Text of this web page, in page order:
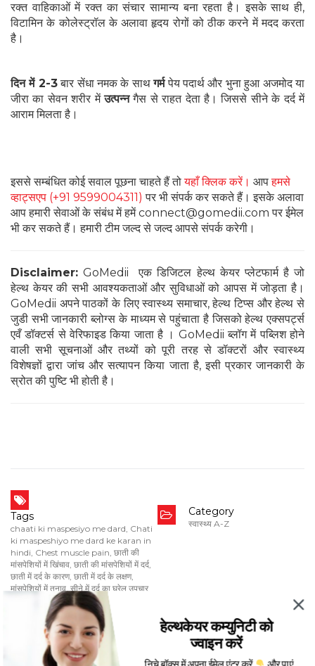
रक्त वाहिकाओं में रक्त का संचार सामान्य बना रहता है। इसके साथ ही,
विटामिन के कोलेस्ट्रॉल के अलावा हृदय रोगों को ठीक करने में मदद करता
है।
दिन में 2-3बार सेंधा नमक के साथगर्मपेय पदार्थ और भुना हुआ अजमोद या
जीरा का सेवन शरीर मेंउत्पन्नगैस से राहत देता है। जिससे सीने के दर्द में
आराम मिलता है।
इससे सम्बंधित कोई सवाल पूछना चाहते हैं तोयहाँ क्लिक करें। आपहमसे
व्हाट्सएप (+91 9599004311) पर भी संपर्क कर सकते हैं। इसके अलावा
आप हमारी सेवाओं के संबंध में हमें connect@gomedii.com पर ईमेल
भी कर सकते हैं। हमारी टीम जल्द से जल्द आपसे संपर्क करेगी।
Disclaimer: GoMedii एक डिजिटल हेल्थ केयर प्लेटफार्म है जो
हेल्थ केयर की सभी आवश्यकताओं और सुविधाओं को आपस में जोड़ता है।
GoMedii अपने पाठकों के लिए स्वास्थ्य समाचार, हेल्थ टिप्स और हेल्थ से
जुडी सभी जानकारी ब्लोग्स के माध्यम से पहुंचाता है जिसको हेल्थ एक्सपर्ट्स
एवँ डॉक्टर्स से वेरिफाइड किया जाता है । GoMedii ब्लॉग में पब्लिश होने
वाली सभी सूचनाओं और तथ्यों को पूरी तरह से डॉक्टरों और स्वास्थ्य
विशेषज्ञों द्वारा जांच और सत्यापन किया जाता है, इसी प्रकार जानकारी के
स्रोत की पुष्टि भी होती है।
Tags
chaati ki maspesiyo me dard, Chati
ki maspeshiyo me dard ke karan in
hindi, Chest muscle pain, छाती की
मांसपेशियों में खिंचाव, छाती की मांसपेशियों में दर्द,
छाती में दर्द के कारण, छाती में दर्द के लक्षण,
मांसपेशियों में तनाव,सीने में दर्द का घरेलू उपचार
Category
स्वास्थ्य A-Z
Date
Mar 27, 2024
हेल्थकेयर कम्युनिटी को
ज्वाइन करें
निचे बॉक्स में अपना ईमेल एंटर करें और पाएं